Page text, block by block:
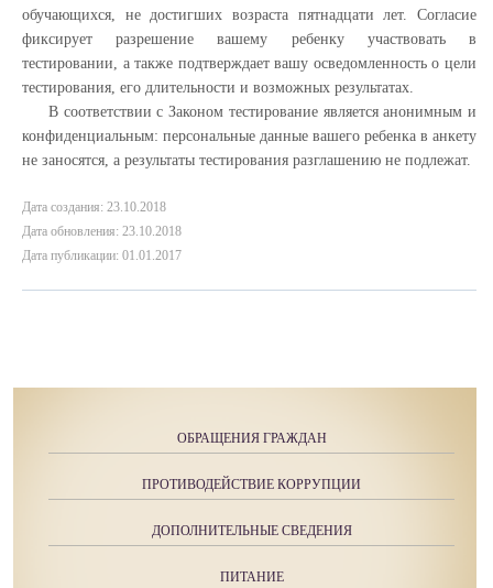
обучающихся, не достигших возраста пятнадцати лет. Согласие
фиксирует разрешение вашему ребенку участвовать в
тестировании, а также подтверждает вашу осведомленность о цели
тестирования, его длительности и возможных результатах.
В соответствии с Законом тестирование является анонимным и
конфиденциальным: персональные данные вашего ребенка в анкету
не заносятся, а результаты тестирования разглашению не подлежат.
Дата создания: 23.10.2018
Дата обновления: 23.10.2018
Дата публикации: 01.01.2017
ОБРАЩЕНИЯ ГРАЖДАН
ПРОТИВОДЕЙСТВИЕ КОРРУПЦИИ
ДОПОЛНИТЕЛЬНЫЕ СВЕДЕНИЯ
ПИТАНИЕ